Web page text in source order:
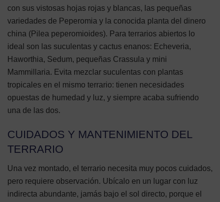
con sus vistosas hojas rojas y blancas, las pequeñas
variedades de Peperomia y la conocida planta del dinero
china (Pilea peperomioides). Para terrarios abiertos lo
ideal son las suculentas y cactus enanos: Echeveria,
Haworthia, Sedum, pequeñas Crassula y mini
Mammillaria. Evita mezclar suculentas con plantas
tropicales en el mismo terrario: tienen necesidades
opuestas de humedad y luz, y siempre acaba sufriendo
una de las dos.
CUIDADOS Y MANTENIMIENTO DEL
TERRARIO
Una vez montado, el terrario necesita muy pocos cuidados,
pero requiere observación. Ubícalo en un lugar con luz
indirecta abundante, jamás bajo el sol directo, porque el